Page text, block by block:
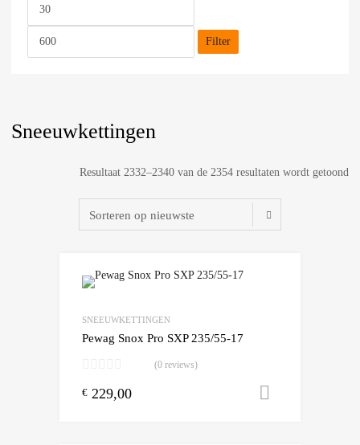
Sneeuwkettingen
Resultaat 2332–2340 van de 2354 resultaten wordt getoond
SNEEUWKETTINGEN
Pewag Snox Pro SXP 235/55-17
(0 reviews)
€ 229,00
Filter